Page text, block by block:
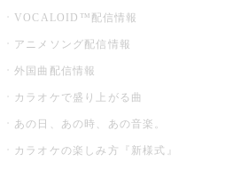
VOCALOID™配信情報
アニメソング配信情報
外国曲配信情報
カラオケで盛り上がる曲
あの日、あの時、あの音楽。
カラオケの楽しみ方『新様式』